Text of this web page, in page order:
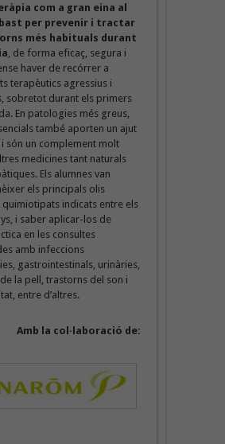
com a gran eina al
per prevenir i tractar
més habituals durant
, de forma eficaç, segura i
haver de recórrer a
terapèutics agressius i
sobretot durant els primers
En patologies més greus,
també aporten un ajut
són un complement molt
medicines tant naturals
Els alumnes van
els principals olis
quimiotipats indicats entre els
i saber aplicar-los de
en les consultes
amb infeccions
gastrointestinals, urinàries,
la pell, trastorns del son i
entre d’altres.
Amb la col·laboració de: